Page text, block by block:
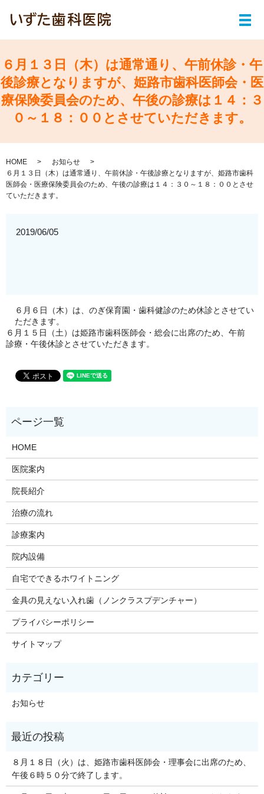
メ
６月１３日（木）は通常通り、午前休診・午
後診療となりますが、姫路市歯科医師会・医
療保険委員会のため、午後の診療は１４：３
０～１８：００とさせていただきます。
HOME
お知らせ
６月１３日（木）は通常通り、午前休診・午後診療となりますが、姫路市歯科
医師会・医療保険委員会のため、午後の診療は１４：３０～１８：００とさせ
ていただきます。
2019/06/05
６月６日（木）は、のぎ保育園・歯科健診のため休診とさせてい
ただきます。
６月１５日（土）は姫路市歯科医師会・総会に出席のため、午前
診療・午後休診とさせていただきます。
HOME
医院案内
院長紹介
治療の流れ
診療案内
院内設備
自宅でできるホワイトニング
金具の見えない入れ歯（ノンクラスプデンチャー）
プライバシーポリシー
サイトマップ
お知らせ
８月１８日（火）は、姫路市歯科医師会・理事会に出席のため、
午後６時５０分で終了します。